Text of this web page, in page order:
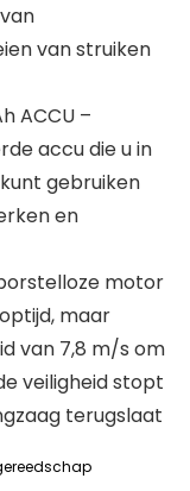
van struiken
ACCU –
accu die u in
gebruiken
en
borstelloze motor
maar
van 7,8 m/s om
veiligheid stopt
terugslaat